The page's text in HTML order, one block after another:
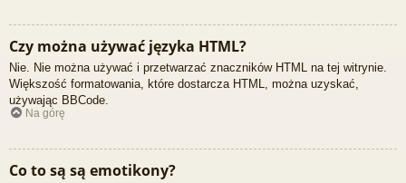
Czy można używać języka HTML?
Nie. Nie można używać i przetwarzać znaczników HTML na tej witrynie.
Większość formatowania, które dostarcza HTML, można uzyskać,
używając BBCode.
Na górę
Co to są są emotikony?